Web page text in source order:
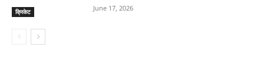
क्रिकेट June 17, 2026